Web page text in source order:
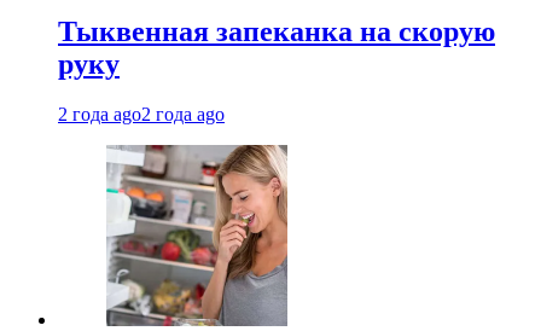
Тыквенная запеканка на скорую
руку
2 года ago2 года ago